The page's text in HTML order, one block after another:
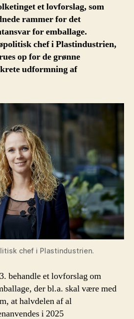
emballage
skal
være
ambitiøst
og
cirkulært
et lovforslag, som
rammer for det
for emballage.
chef i Plastindustrien,
op for de grønne
udformning af
chef i Plastindustrien.
behandle et lovforslag om
der bl.a. skal være med
at halvdelen af al
i 2025